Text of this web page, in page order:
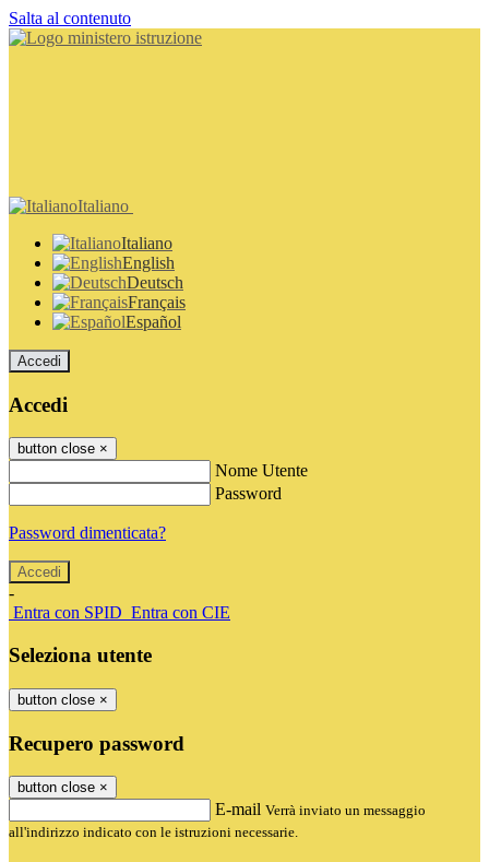
Salta al contenuto
Italiano
Italiano
English
Deutsch
Français
Español
Accedi
Accedi
button close ×
Nome Utente
Password
Password dimenticata?
-
Entra con SPID Entra con CIE
Seleziona utente
button close ×
Recupero password
button close ×
E-mail Verrà inviato un messaggio
all'indirizzo indicato con le istruzioni necessarie.